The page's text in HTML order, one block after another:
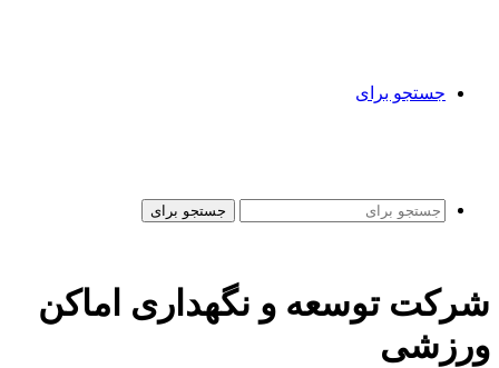
جستجو برای
جستجو برای
شرکت توسعه و نگهداری اماکن
ورزشی